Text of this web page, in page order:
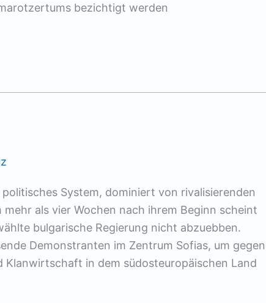
bezichtigt werden
System, dominiert von rivalisierenden
als vier Wochen nach ihrem Beginn scheint
bulgarische Regierung nicht abzuebben.
Demonstranten im Zentrum Sofias, um gegen
in dem südosteuropäischen Land